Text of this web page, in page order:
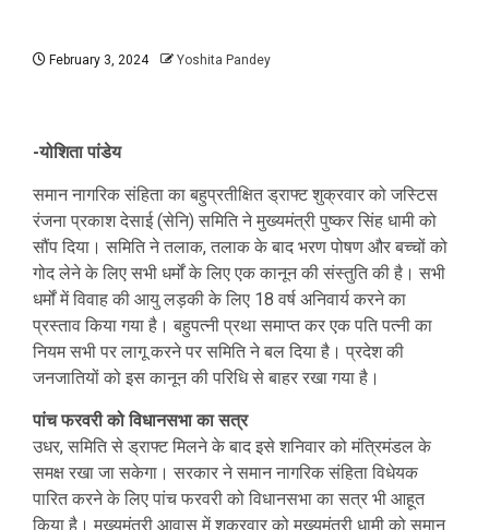
February 3, 2024 Yoshita Pandey
-योशिता पांडेय
समान नागरिक संहिता का बहुप्रतीक्षित ड्राफ्ट शुक्रवार को जस्टिस
रंजना प्रकाश देसाई (सेनि) समिति ने मुख्यमंत्री पुष्कर सिंह धामी को
सौंप दिया। समिति ने तलाक, तलाक के बाद भरण पोषण और बच्चों को
गोद लेने के लिए सभी धर्मों के लिए एक कानून की संस्तुति की है। सभी
धर्मों में विवाह की आयु लड़की के लिए 18 वर्ष अनिवार्य करने का
प्रस्ताव किया गया है। बहुपत्नी प्रथा समाप्त कर एक पति पत्नी का
नियम सभी पर लागू करने पर समिति ने बल दिया है। प्रदेश की
जनजातियों को इस कानून की परिधि से बाहर रखा गया है।
पांच फरवरी को विधानसभा का सत्र
उधर, समिति से ड्राफ्ट मिलने के बाद इसे शनिवार को मंत्रिमंडल के
समक्ष रखा जा सकेगा। सरकार ने समान नागरिक संहिता विधेयक
पारित करने के लिए पांच फरवरी को विधानसभा का सत्र भी आहूत
किया है। मुख्यमंत्री आवास में शुक्रवार को मुख्यमंत्री धामी को समान